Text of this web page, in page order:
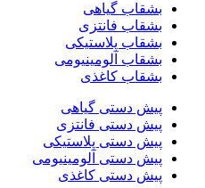
بشقاب گیاهی
بشقاب فانتزی
بشقاب پلاستیکی
بشقاب آلومینیومی
بشقاب کاغذی
پیش دستی گیاهی
پیش دستی فانتزی
پیش دستی پلاستیکی
پیش دستی آلومینیومی
پیش دستی کاغذی